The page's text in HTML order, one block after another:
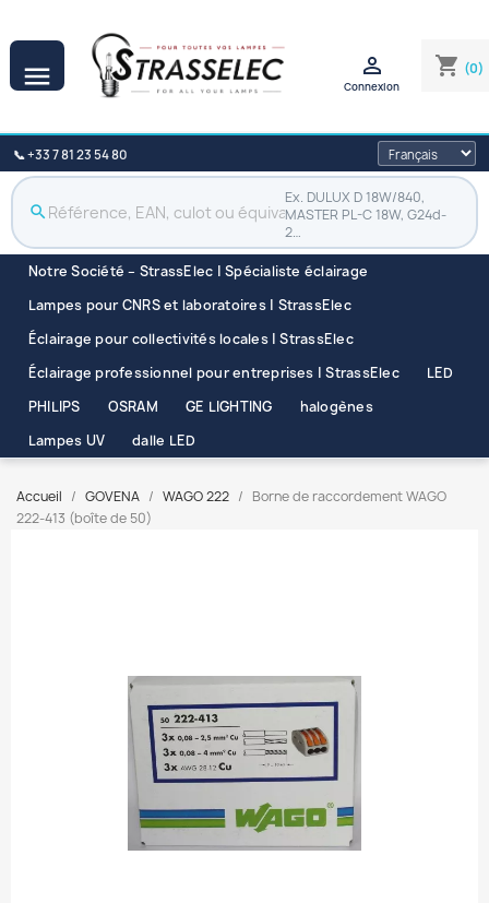
 shopping_cart (0)

Connexion
📞 +33 7 81 23 54 80
search
Ex. DULUX D 18W/840,
MASTER PL-C 18W, G24d-
2…
Notre Société – StrassElec | Spécialiste éclairage
Lampes pour CNRS et laboratoires | StrassElec
Éclairage pour collectivités locales | StrassElec
Éclairage professionnel pour entreprises | StrassElec
LED
PHILIPS
OSRAM GE LIGHTING
halogènes
Lampes UV
dalle LED
Accueil GOVENA WAGO 222
Borne de raccordement WAGO
222-413 (boîte de 50)